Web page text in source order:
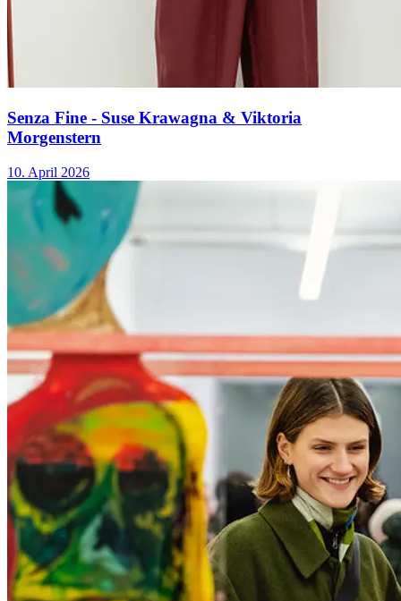
Senza Fine - Suse Krawagna & Viktoria
Morgenstern
10. April 2026